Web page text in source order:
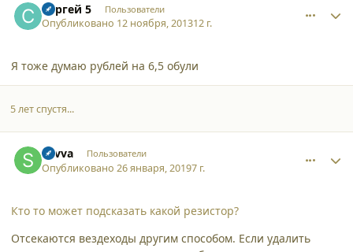
Сергей 5 Пользователи
Опубликовано 12 ноября, 201312 г.
Я тоже думаю рублей на 6,5 обули
5 лет спустя...
Savva Пользователи
Опубликовано26 января, 20197 г.
Кто то может подсказать какой резистор?
Отсекаются вездеходы другим способом. Если удалить